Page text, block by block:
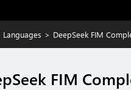
> DeepSeek FIM
FIM